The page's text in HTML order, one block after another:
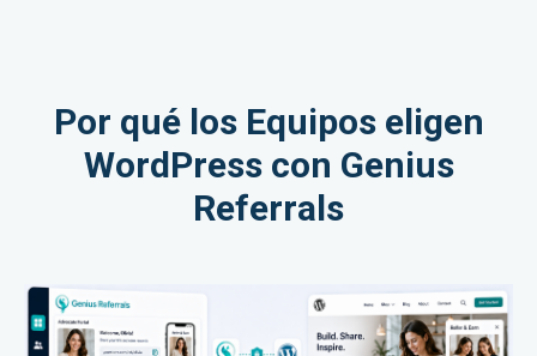
Por qué los Equipos eligen
WordPress con Genius
Referrals